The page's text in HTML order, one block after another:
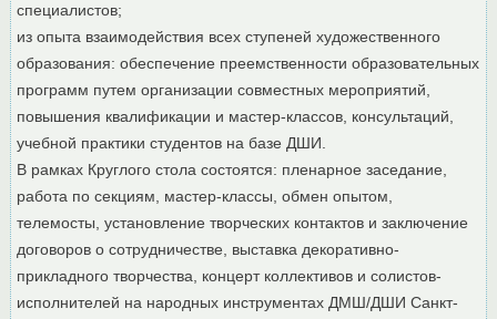
специалистов;
из опыта взаимодействия всех ступеней художественного
образования: обеспечение преемственности образовательных
программ путем организации совместных мероприятий,
повышения квалификации и мастер-классов, консультаций,
учебной практики студентов на базе ДШИ.
В рамках Круглого стола состоятся: пленарное заседание,
работа по секциям, мастер-классы, обмен опытом,
телемосты, установление творческих контактов и заключение
договоров о сотрудничестве, выставка декоративно-
прикладного творчества, концерт коллективов и солистов-
исполнителей на народных инструментах ДМШ/ДШИ Санкт-